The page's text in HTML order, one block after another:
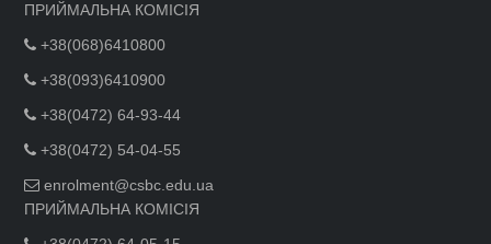
ПРИЙМАЛЬНА КОМІСІЯ
+38(068)6410800
+38(093)6410900
+38(0472) 64-93-44
+38(0472) 54-04-55
enrolment@csbc.edu.ua
ПРИЙМАЛЬНА КОМІСІЯ